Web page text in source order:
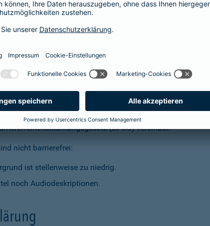
(BFSG) vereinbar.
nicht barrierefrei:
ist stellenweise zu niedrig.
noch Audiodeskriptionen.